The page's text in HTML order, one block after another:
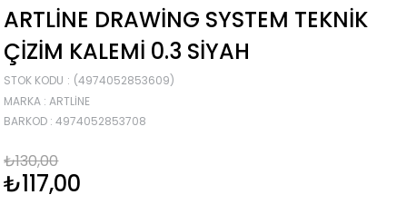
ARTLINE DRAWING SYSTEM TEKNIK
ÇIZIM KALEMI 0.3 SIYAH
STOK KODU
(4974052853609)
MARKA : ARTLINE
BARKOD : 4974052853708
₺130,00
₺117,00